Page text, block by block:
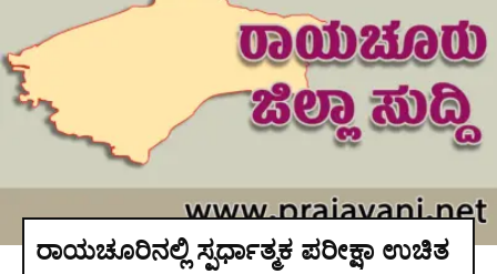
ರಾಯಚೂರಿನಲ್ಲಿ ಸ್ಪರ್ಧಾತ್ಮಕ ಪರೀಕ್ಷಾ ಉಚಿತ